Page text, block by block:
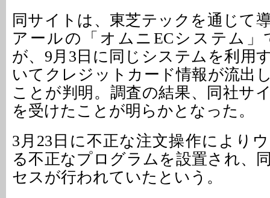
同サイトは、東芝テックを通じて
アールの「オムニECシステム」
が、9月3日に同じシステムを利用
いてクレジットカード情報が流出
ことが判明。調査の結果、同社サ
を受けたことが明らかとなった。
3月23日に不正な注文操作により
る不正なプログラムを設置され、
セスが行われていたという。